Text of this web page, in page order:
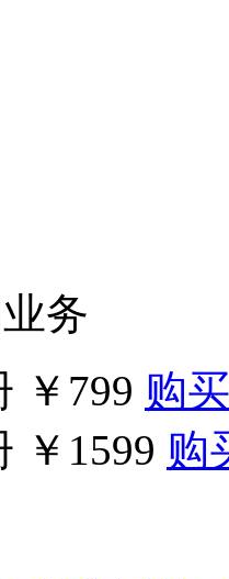
务
￥799 购买
￥1599 购